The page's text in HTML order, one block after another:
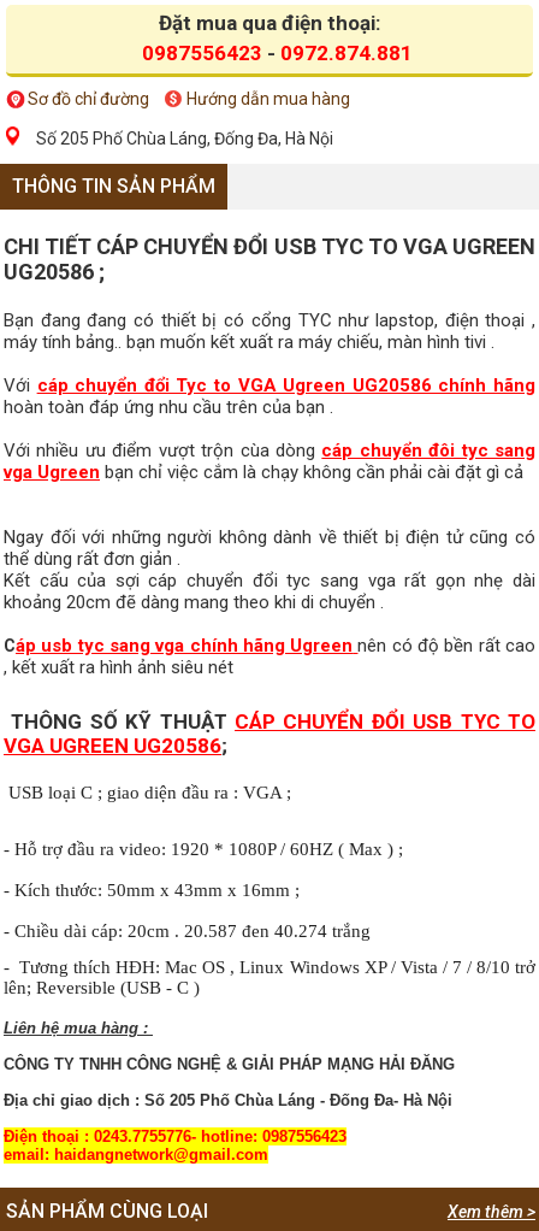
Đặt mua qua điện thoại:
0987556423 - 0972.874.881
Sơ đồ chỉ đường Hướng dẫn mua hàng
Số 205 Phố Chùa Láng, Đống Đa, Hà Nội
THÔNG TIN SẢN PHẨM
CHI TIẾT CÁP CHUYỂN ĐỔI USB TYC TO VGA UGREEN
UG20586 ;
Bạn đang đang có thiết bị có cổng TYC như lapstop, điện thoại ,
máy tính bảng.. bạn muốn kết xuất ra máy chiếu, màn hình tivi .
Với cáp chuyển đổi Tyc to VGA Ugreen UG20586 chính hãng
hoàn toàn đáp ứng nhu cầu trên của bạn .
Với nhiều ưu điểm vượt trộn cùa dòng cáp chuyển đôi tyc sang
vga Ugreen bạn chỉ việc cắm là chạy không cần phải cài đặt gì cả
Ngay đối với những người không dành về thiết bị điện tử cũng có
thể dùng rất đơn giản .
Kết cấu của sợi cáp chuyển đổi tyc sang vga rất gọn nhẹ dài
khoảng 20cm đẽ dàng mang theo khi di chuyển .
Cáp usb tyc sang vga chính hãng Ugreen nên có độ bền rất cao
, kết xuất ra hình ảnh siêu nét
THÔNG SỐ KỸ THUẬT CÁP CHUYỂN ĐỔI USB TYC TO
VGA UGREEN UG20586;
USB loại C ; giao diện đầu ra : VGA ;
- Hỗ trợ đầu ra video: 1920 * 1080P / 60HZ ( Max ) ;
- Kích thước: 50mm x 43mm x 16mm ;
- Chiều dài cáp: 20cm . 20.587 đen 40.274 trắng
- Tương thích HĐH: Mac OS , Linux Windows XP / Vista / 7 / 8/10 trở
lên; Reversible (USB - C )
Liên hệ mua hàng :
CÔNG TY TNHH CÔNG NGHỆ & GIẢI PHÁP MẠNG HẢI ĐĂNG
Địa chỉ giao dịch : Số 205 Phố Chùa Láng - Đống Đa- Hà Nội
Điện thoại : 0243.7755776- hotline: 0987556423
email: haidangnetwork@gmail.com
Xem thêm >
SẢN PHẨM CÙNG LOẠI